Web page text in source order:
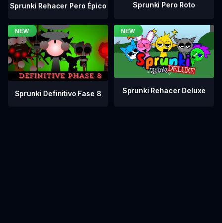
Sprunki Rehacer Pero Épico Sprunki Pero Roto
Sprunki Definitivo Fase 8 Sprunki Rehacer Deluxe